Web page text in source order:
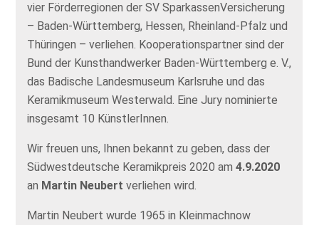
vier Förderregionen der SV SparkassenVersicherung
– Baden-Württemberg, Hessen, Rheinland-Pfalz und
Thüringen – verliehen. Kooperationspartner sind der
Bund der Kunsthandwerker Baden-Württemberg e. V.,
das Badische Landesmuseum Karlsruhe und das
Keramikmuseum Westerwald. Eine Jury nominierte
insgesamt 10 KünstlerInnen.
Wir freuen uns, Ihnen bekannt zu geben, dass der
Südwestdeutsche Keramikpreis 2020 am4.9.2020
an Martin Neubertverliehen wird.
Martin Neubert wurde 1965 in Kleinmachnow